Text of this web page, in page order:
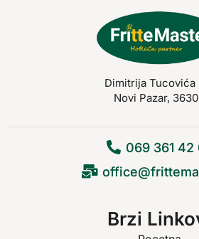
Dimitrija Tucovića
Novi Pazar,
069 361 42
Brzi